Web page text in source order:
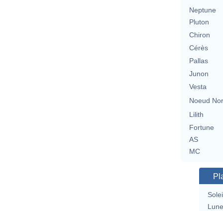
Neptune
Pluton
Chiron
Cérès
Pallas
Junon
Vesta
Noeud
Lilith
Fortune
AS
MC
Lune